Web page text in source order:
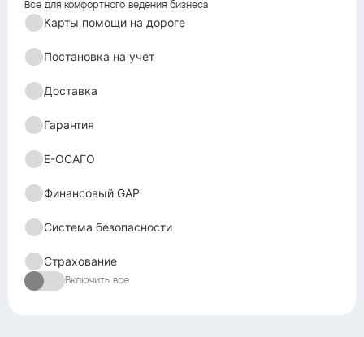
Все для комфортного ведения бизнеса
Карты помощи на дороге
Постановка на учет
Доставка
Гарантия
Е-ОСАГО
Финансовый GAP
Система безопасности
Страхование
Включить все